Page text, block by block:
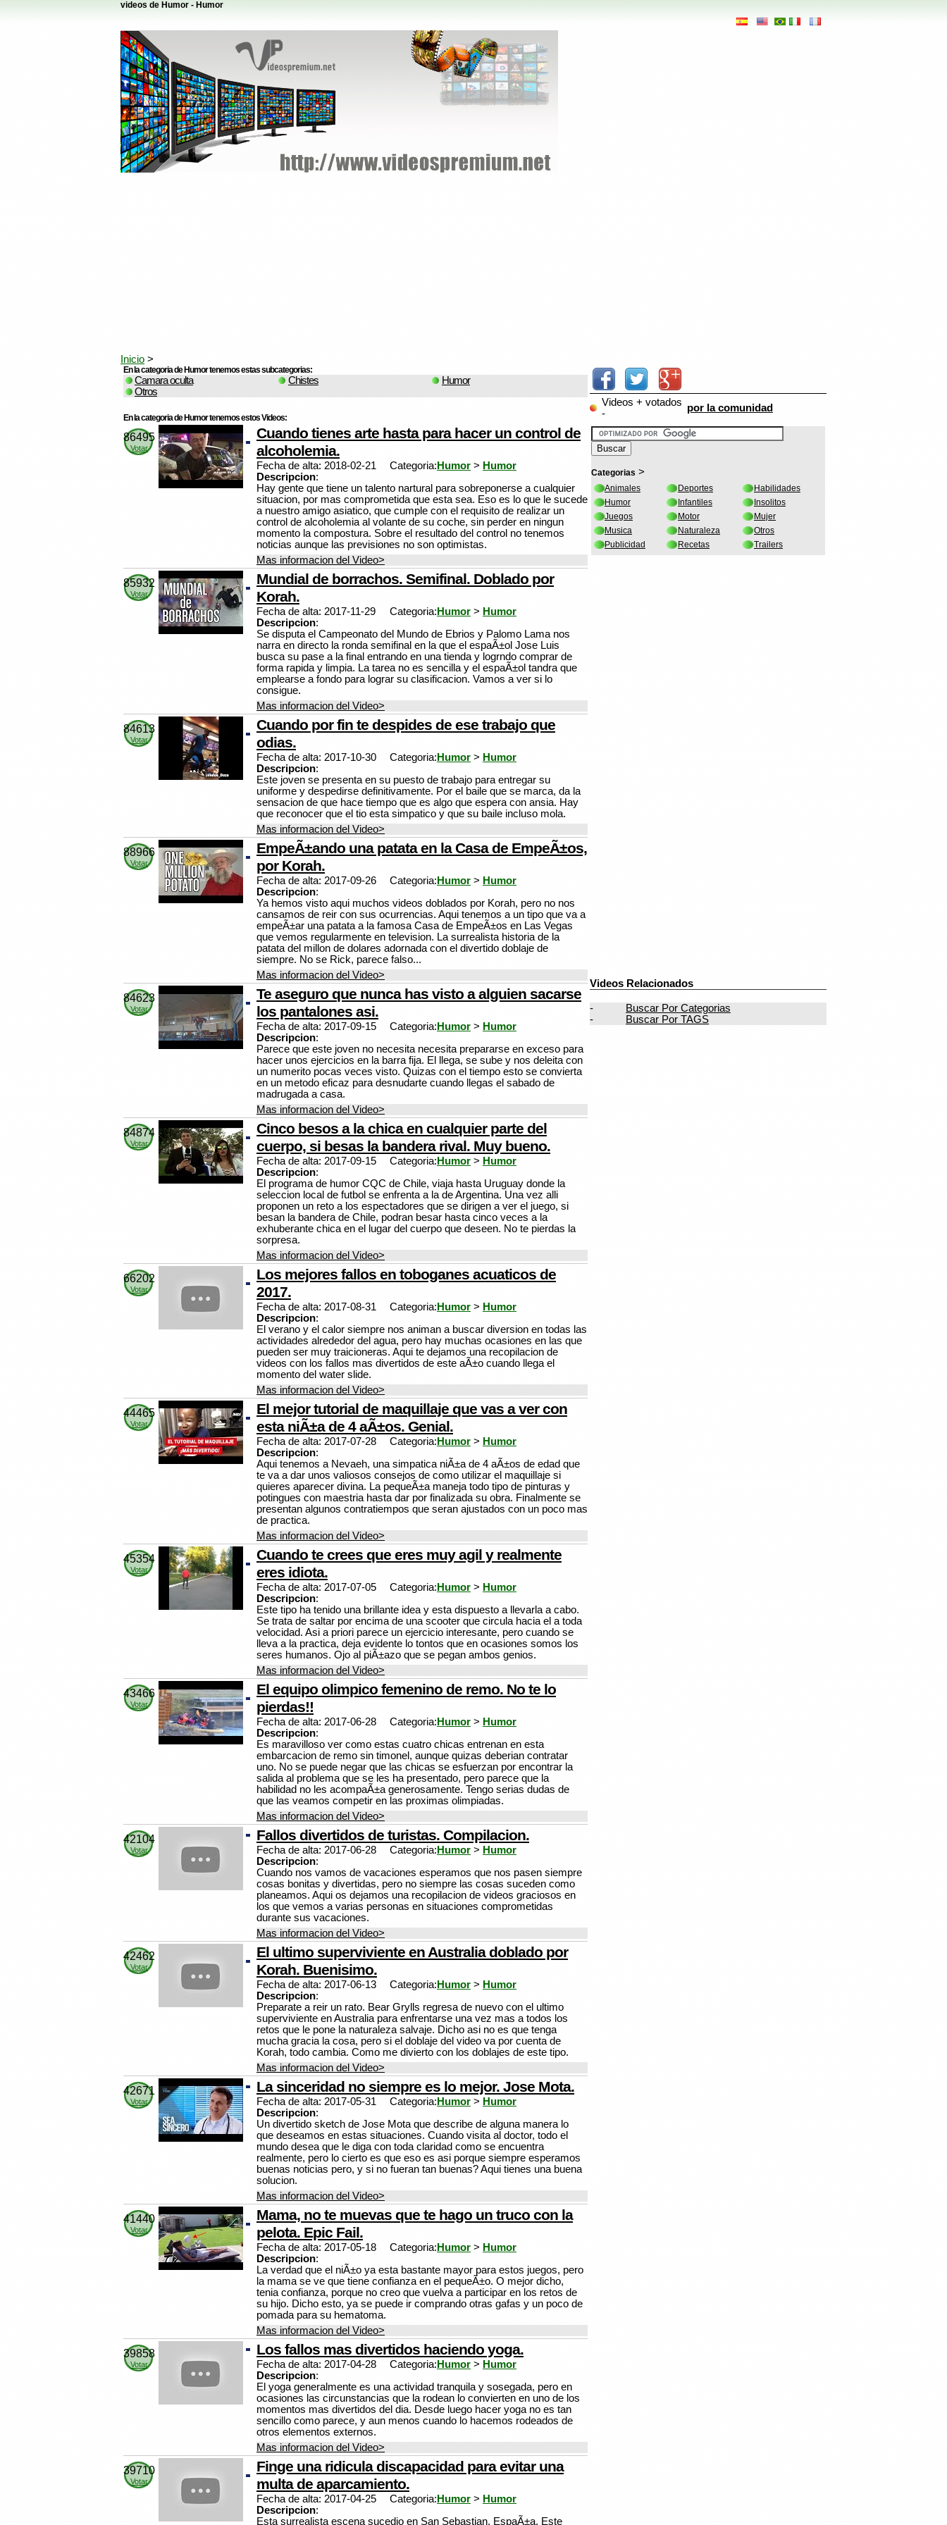
videos de Humor - Humor
Inicio >
En la categoria de Humor tenemos estas subcategorias:
Camara oculta Chistes
Humor
Otros
En la categoria de Humor tenemos estos Videos:
86495
Votar
Cuando tienes arte hasta para hacer un control de
alcoholemia.
Fecha de alta: 2018-02-21 Categoria: Humor > Humor
Descripcion:
Hay gente que tiene un talento nartural para sobreponerse a cualquier
situacion, por mas comprometida que esta sea. Eso es lo que le sucede
a nuestro amigo asiatico, que cumple con el requisito de realizar un
control de alcoholemia al volante de su coche, sin perder en ningun
momento la compostura. Sobre el resultado del control no tenemos
noticias aunque las previsiones no son optimistas.
Mas informacion del Video>
85932
Votar
Mundial de borrachos. Semifinal. Doblado por
Korah.
Fecha de alta: 2017-11-29 Categoria: Humor > Humor
Descripcion:
Se disputa el Campeonato del Mundo de Ebrios y Palomo Lama nos
narra en directo la ronda semifinal en la que el espaÃ±ol Jose Luis
busca su pase a la final entrando en una tienda y logrndo comprar de
forma rapida y limpia. La tarea no es sencilla y el espaÃ±ol tandra que
emplearse a fondo para lograr su clasificacion. Vamos a ver si lo
consigue.
Mas informacion del Video>
84613
Votar
Cuando por fin te despides de ese trabajo que
odias.
Fecha de alta: 2017-10-30 Categoria: Humor > Humor
Descripcion:
Este joven se presenta en su puesto de trabajo para entregar su
uniforme y despedirse definitivamente. Por el baile que se marca, da la
sensacion de que hace tiempo que es algo que espera con ansia. Hay
que reconocer que el tio esta simpatico y que su baile incluso mola.
Mas informacion del Video>
88966
Votar
EmpeÃ±ando una patata en la Casa de EmpeÃ±os,
por Korah.
Fecha de alta: 2017-09-26 Categoria: Humor > Humor
Descripcion:
Ya hemos visto aqui muchos videos doblados por Korah, pero no nos
cansamos de reir con sus ocurrencias. Aqui tenemos a un tipo que va a
empeÃ±ar una patata a la famosa Casa de EmpeÃ±os en Las Vegas
que vemos regularmente en television. La surrealista historia de la
patata del millon de dolares adornada con el divertido doblaje de
siempre. No se Rick, parece falso...
Mas informacion del Video>
84623
Votar
Te aseguro que nunca has visto a alguien sacarse
los pantalones asi.
Fecha de alta: 2017-09-15 Categoria: Humor > Humor
Descripcion:
Parece que este joven no necesita necesita prepararse en exceso para
hacer unos ejercicios en la barra fija. El llega, se sube y nos deleita con
un numerito pocas veces visto. Quizas con el tiempo esto se convierta
en un metodo eficaz para desnudarte cuando llegas el sabado de
madrugada a casa.
Mas informacion del Video>
84874
Votar
Cinco besos a la chica en cualquier parte del
cuerpo, si besas la bandera rival. Muy bueno.
Fecha de alta: 2017-09-15 Categoria: Humor > Humor
Descripcion:
El programa de humor CQC de Chile, viaja hasta Uruguay donde la
seleccion local de futbol se enfrenta a la de Argentina. Una vez alli
proponen un reto a los espectadores que se dirigen a ver el juego, si
besan la bandera de Chile, podran besar hasta cinco veces a la
exhuberante chica en el lugar del cuerpo que deseen. No te pierdas la
sorpresa.
Mas informacion del Video>
66202
Votar
Los mejores fallos en toboganes acuaticos de
2017.
Fecha de alta: 2017-08-31 Categoria: Humor > Humor
Descripcion:
El verano y el calor siempre nos animan a buscar diversion en todas las
actividades alrededor del agua, pero hay muchas ocasiones en las que
pueden ser muy traicioneras. Aqui te dejamos una recopilacion de
videos con los fallos mas divertidos de este aÃ±o cuando llega el
momento del water slide.
Mas informacion del Video>
44465
Votar
El mejor tutorial de maquillaje que vas a ver con
esta niÃ±a de 4 aÃ±os. Genial.
Fecha de alta: 2017-07-28 Categoria: Humor > Humor
Descripcion:
Aqui tenemos a Nevaeh, una simpatica niÃ±a de 4 aÃ±os de edad que
te va a dar unos valiosos consejos de como utilizar el maquillaje si
quieres aparecer divina. La pequeÃ±a maneja todo tipo de pinturas y
potingues con maestria hasta dar por finalizada su obra. Finalmente se
presentan algunos contratiempos que seran ajustados con un poco mas
de practica.
Mas informacion del Video>
45354
Votar
Cuando te crees que eres muy agil y realmente
eres idiota.
Fecha de alta: 2017-07-05 Categoria: Humor > Humor
Descripcion:
Este tipo ha tenido una brillante idea y esta dispuesto a llevarla a cabo.
Se trata de saltar por encima de una scooter que circula hacia el a toda
velocidad. Asi a priori parece un ejercicio interesante, pero cuando se
lleva a la practica, deja evidente lo tontos que en ocasiones somos los
seres humanos. Ojo al piÃ±azo que se pegan ambos genios.
Mas informacion del Video>
43466
Votar
El equipo olimpico femenino de remo. No te lo
pierdas!!
Fecha de alta: 2017-06-28 Categoria: Humor > Humor
Descripcion:
Es maravilloso ver como estas cuatro chicas entrenan en esta
embarcacion de remo sin timonel, aunque quizas deberian contratar
uno. No se puede negar que las chicas se esfuerzan por encontrar la
salida al problema que se les ha presentado, pero parece que la
habilidad no les acompaÃ±a generosamente. Tengo serias dudas de
que las veamos competir en las proximas olimpiadas.
Mas informacion del Video>
42104
Votar
Fallos divertidos de turistas. Compilacion.
Fecha de alta: 2017-06-28 Categoria: Humor > Humor
Descripcion:
Cuando nos vamos de vacaciones esperamos que nos pasen siempre
cosas bonitas y divertidas, pero no siempre las cosas suceden como
planeamos. Aqui os dejamos una recopilacion de videos graciosos en
los que vemos a varias personas en situaciones comprometidas
durante sus vacaciones.
Mas informacion del Video>
42462
Votar
El ultimo superviviente en Australia doblado por
Korah. Buenisimo.
Fecha de alta: 2017-06-13 Categoria: Humor > Humor
Descripcion:
Preparate a reir un rato. Bear Grylls regresa de nuevo con el ultimo
superviviente en Australia para enfrentarse una vez mas a todos los
retos que le pone la naturaleza salvaje. Dicho asi no es que tenga
mucha gracia la cosa, pero si el doblaje del video va por cuenta de
Korah, todo cambia. Como me divierto con los doblajes de este tipo.
Mas informacion del Video>
42671
Votar
La sinceridad no siempre es lo mejor. Jose Mota.
Fecha de alta: 2017-05-31 Categoria: Humor > Humor
Descripcion:
Un divertido sketch de Jose Mota que describe de alguna manera lo
que deseamos en estas situaciones. Cuando visita al doctor, todo el
mundo desea que le diga con toda claridad como se encuentra
realmente, pero lo cierto es que eso es asi porque siempre esperamos
buenas noticias pero, y si no fueran tan buenas? Aqui tienes una buena
solucion.
Mas informacion del Video>
41440
Votar
Mama, no te muevas que te hago un truco con la
pelota. Epic Fail.
Fecha de alta: 2017-05-18 Categoria: Humor > Humor
Descripcion:
La verdad que el niÃ±o ya esta bastante mayor para estos juegos, pero
la mama se ve que tiene confianza en el pequeÃ±o. O mejor dicho,
tenia confianza, porque no creo que vuelva a participar en los retos de
su hijo. Dicho esto, ya se puede ir comprando otras gafas y un poco de
pomada para su hematoma.
Mas informacion del Video>
39858
Votar
Los fallos mas divertidos haciendo yoga.
Fecha de alta: 2017-04-28 Categoria: Humor > Humor
Descripcion:
El yoga generalmente es una actividad tranquila y sosegada, pero en
ocasiones las circunstancias que la rodean lo convierten en uno de los
momentos mas divertidos del dia. Desde luego hacer yoga no es tan
sencillo como parece, y aun menos cuando lo hacemos rodeados de
otros elementos externos.
Mas informacion del Video>
39710
Votar
Finge una ridicula discapacidad para evitar una
multa de aparcamiento.
Fecha de alta: 2017-04-25 Categoria: Humor > Humor
Descripcion:
Esta surrealista escena sucedio en San Sebastian, EspaÃ±a. Este
Videos + votados
-
por la comunidad
Categorias >
Animales Deportes
Habilidades
Humor
Infantiles
Insolitos
Juegos
Motor
Mujer
Musica
Naturaleza
Otros
Publicidad
Recetas Trailers
Videos Relacionados
-
Buscar Por Categorias
-
Buscar Por TAGS